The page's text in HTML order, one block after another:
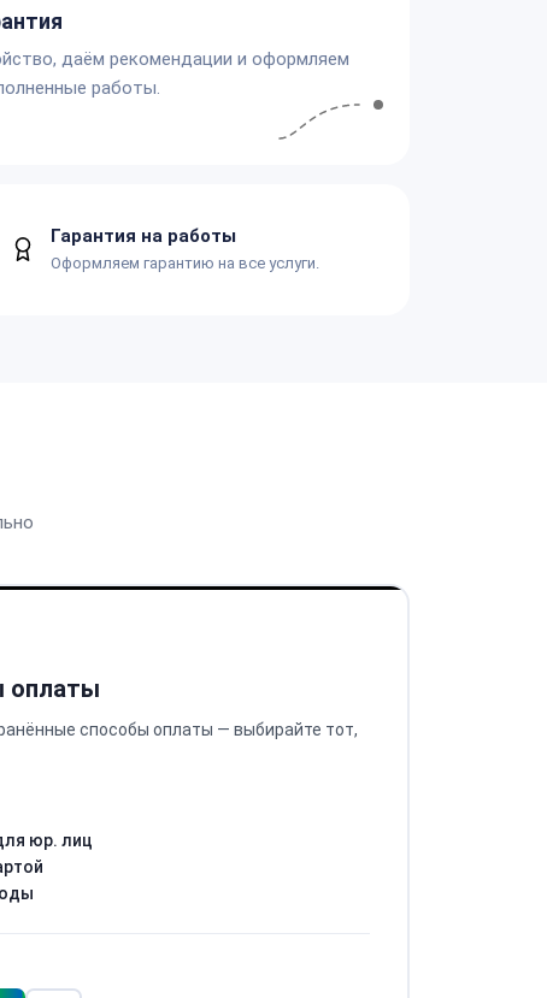
даём рекомендации и оформляем
работы.
Гарантия на работы
Оформляем гарантию на все услуги.
оплаты
способы оплаты — выбирайте тот,
юр. лиц